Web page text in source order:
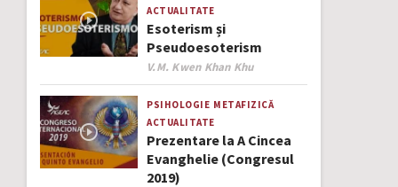
ACTUALITATE
Esoterism și
Pseudoesoterism
Author
V.M. Kwen Khan Khu
PSIHOLOGIE METAFIZICĂ
ACTUALITATE
Prezentare la A Cincea
Evanghelie (Congresul
2019)